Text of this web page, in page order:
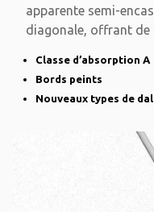
apparente semi-
diagonale, offrant de
Classe d’absorption A
Bords peints
Nouveaux types de